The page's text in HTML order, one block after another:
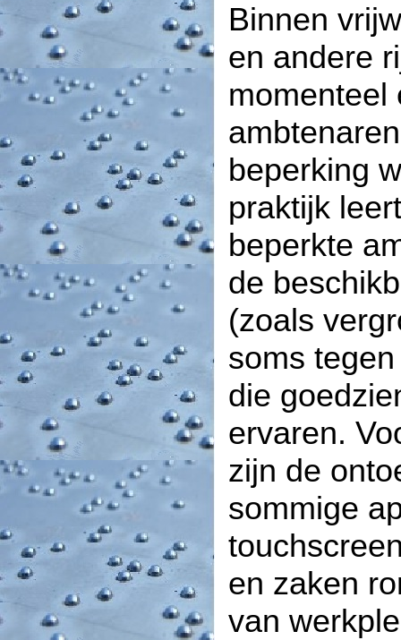
Binnen
en andere
momenteel
beperking
praktijk
beperkte
de
(zoals
soms
die
ervaren.
zijn de
sommige
en zaken
van